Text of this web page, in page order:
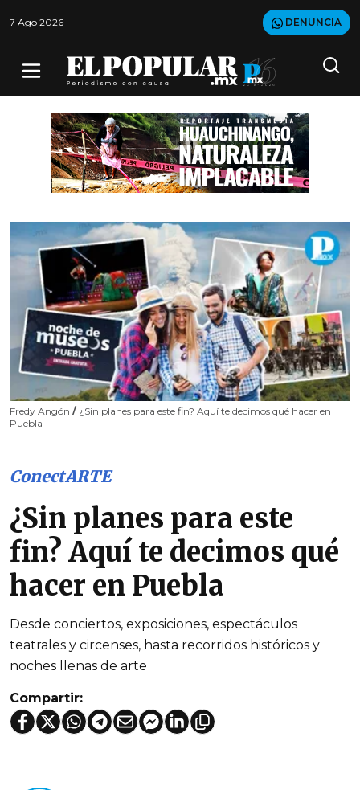
7 Ago 2026 DENUNCIA
Fredy Angón / ¿Sin planes para este fin? Aquí te decimos qué hacer en
Puebla
ConectARTE
¿Sin planes para este
fin? Aquí te decimos qué
hacer en Puebla
Desde conciertos, exposiciones, espectáculos
teatrales y circenses, hasta recorridos históricos y
noches llenas de arte
Compartir: